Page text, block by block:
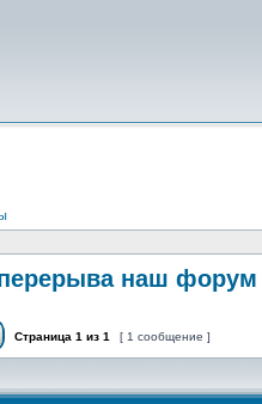
наш форум
Страница 1 из 1 [ 1 сообщение ]